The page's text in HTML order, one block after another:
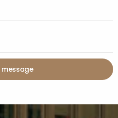
message